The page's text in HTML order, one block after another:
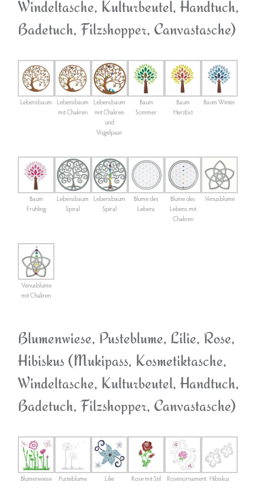
Windeltasche, Kulturbeutel, Handtuch,
Badetuch, Filzshopper, Canvastasche)
Lebensbaum
Lebensbaum
mit Chakren
Lebensbaum
mit Chakren
und
Vogelpaar
Baum
Sommer
Baum
Herzbst
Baum Winter
Baum
Frühling
Lebensbaum
Spiral
Lebensbaum
Spiral
Blume des
Lebens
Blume des
Lebens mit
Chakren
Venusblume
Venusblume
mit Chakren
Blumenwiese, Pusteblume, Lilie, Rose,
Hibiskus (Mukipass, Kosmetiktasche,
Windeltasche, Kulturbeutel, Handtuch,
Badetuch, Filzshopper, Canvastasche)
Blumenwiese Pusteblume Lilie Rose mit Stil Rosenornament Hibiskus